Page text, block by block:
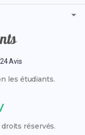
avons créé ce
les étudiants de
précieux.
Avis
les étudiants.
réservés.